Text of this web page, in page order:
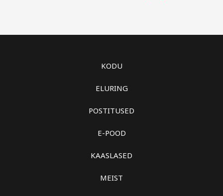
KODU
ELURING
POSTITUSED
E-POOD
KAASLASED
MEIST